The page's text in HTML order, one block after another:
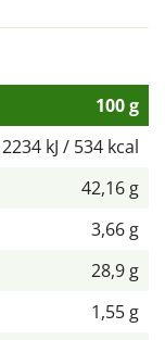
100 g
2234 kJ / 534 kcal
42,16 g
3,66 g
28,9 g
1,55 g